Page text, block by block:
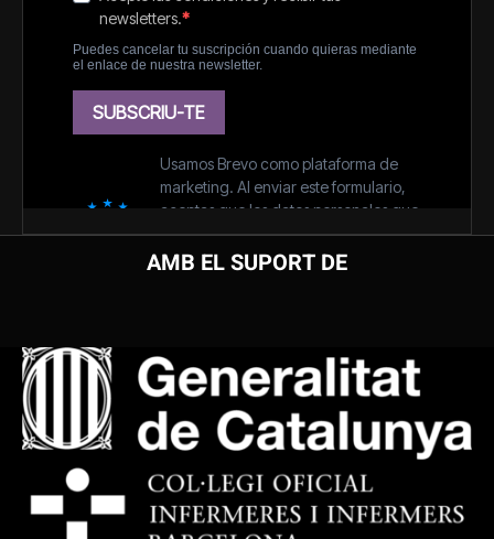
AMB EL SUPORT DE